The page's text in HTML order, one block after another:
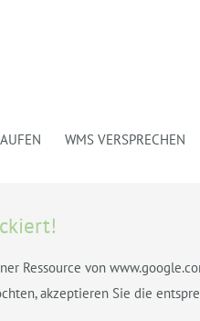
WMS VERSPRECHEN
Ressource von
akzeptieren Sie die